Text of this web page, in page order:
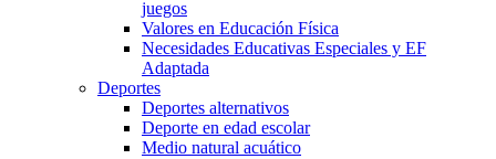
juegos
Valores en Educación Física
Necesidades Educativas Especiales y EF
Adaptada
Deportes
Deportes alternativos
Deporte en edad escolar
Medio natural acuático